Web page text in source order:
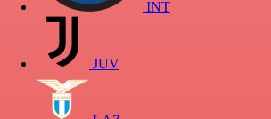
INT
JUV